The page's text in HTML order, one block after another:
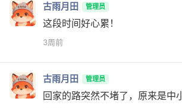
古雨月田 管理员
这段时间好心累！
3周前
古雨月田 管理员
回家的路突然不堵了，原来是中